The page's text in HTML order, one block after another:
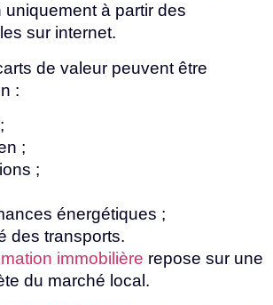
uniquement à partir des
sur internet.
de valeur peuvent être
:
;
;
énergétiques ;
des transports.
immobilière repose sur une
du marché local.